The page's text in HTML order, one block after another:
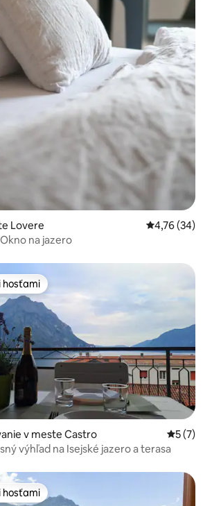
Lovere Priemerné
4,76 (34)
na jazero
hosťami
hosťami
v meste Castro
5 (7)
výhľad na Isejské jazero a terasa
hosťami
hosťami